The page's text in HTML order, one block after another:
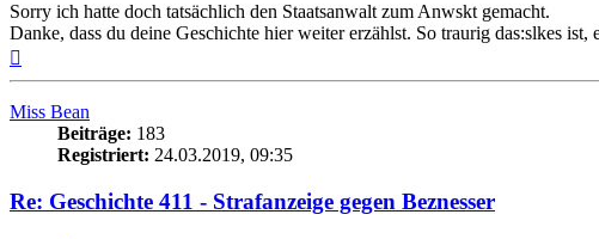
Sorry ich hatte doch tatsächlich den Staatsanwalt zum Anwskt gemacht.
Danke, dass du deine Geschichte hier weiter erzählst. So traurig das:slkes ist,
Miss Bean
Beiträge: 183
Registriert: 24.03.2019, 09:35
Re: Geschichte 411 - Strafanzeige gegen Beznesser